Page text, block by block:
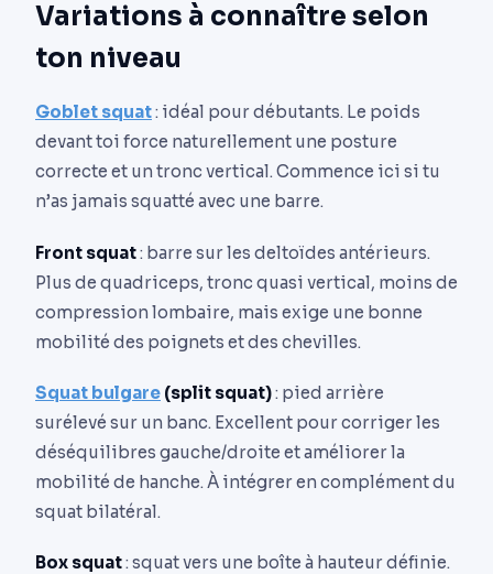
Variations à connaître selon
ton niveau
Goblet squat: idéal pour débutants. Le poids
devant toi force naturellement une posture
correcte et un tronc vertical. Commence ici si tu
n’as jamais squatté avec une barre.
Front squat: barre sur les deltoïdes antérieurs.
Plus de quadriceps, tronc quasi vertical, moins de
compression lombaire, mais exige une bonne
mobilité des poignets et des chevilles.
Squat bulgare (split squat): pied arrière
surélevé sur un banc. Excellent pour corriger les
déséquilibres gauche/droite et améliorer la
mobilité de hanche. À intégrer en complément du
squat bilatéral.
Box squat: squat vers une boîte à hauteur définie.